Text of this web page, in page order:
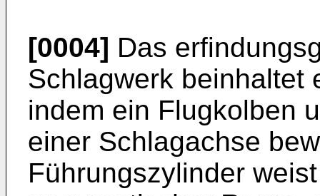
[0004] Das
Schlagwerk beinhaltet
indem ein Flugkolben
einer Schlagachse
Führungszylinder